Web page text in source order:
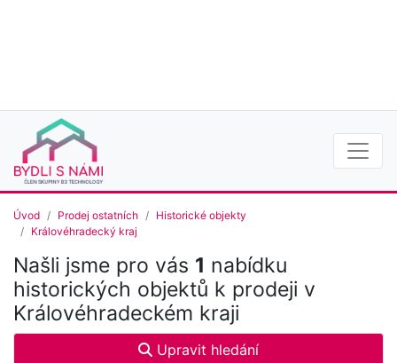
Úvod Prodej ostatních
Historické objekty
Královéhradecký kraj
Našli jsme pro vás 1 nabídku
historických objektů k prodeji v
Královéhradeckém kraji
Upravit hledání